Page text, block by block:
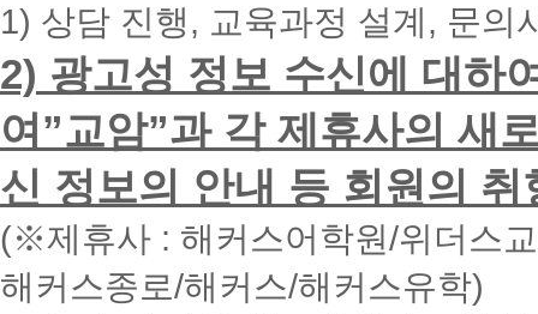
입
력
시
면
빠
른
간
내
에
1) 상담 진행, 교육과정 설계, 문의
2) 광고성 정보 수신에 대하
여”교암”과 각 제휴사의 새
신 정보의 안내 등 회원의
(※제휴사 : 해커스어학원/위더스
해커스종로/해커스/해커스유학)